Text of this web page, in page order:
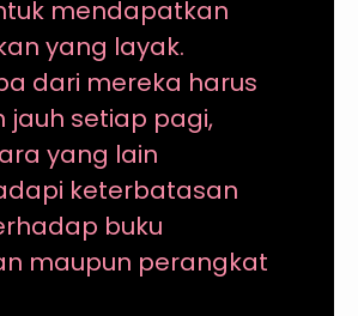
mendapatkan
yang layak.
dari mereka harus
jauh setiap pagi,
yang lain
keterbatasan
buku
maupun perangkat